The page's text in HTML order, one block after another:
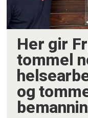
Her gir
tommel
og